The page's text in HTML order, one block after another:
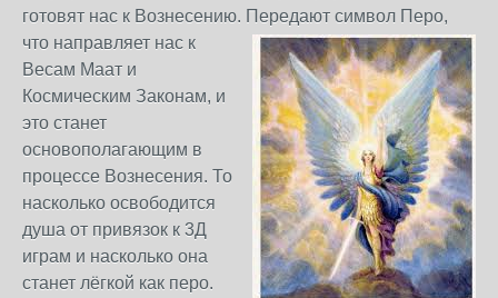
готовят нас к Вознесению. Передают символ Перо,
что направляет нас к
Весам Маат и
Космическим Законам, и
это станет
основополагающим в
процессе Вознесения. То
насколько освободится
душа от привязок к 3Д
играм и насколько она
станет лёгкой как перо.